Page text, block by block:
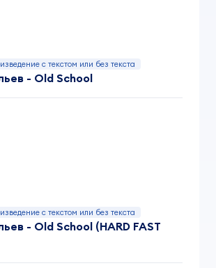
с текстом или без текста
- Old School
с текстом или без текста
- Old School (HARD FAST